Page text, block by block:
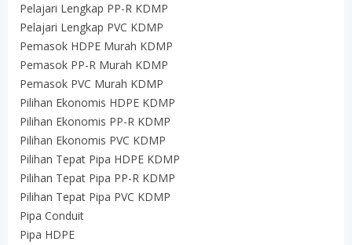
Pelajari Lengkap PP-R KDMP
Pelajari Lengkap PVC KDMP
Pemasok HDPE Murah KDMP
Pemasok PP-R Murah KDMP
Pemasok PVC Murah KDMP
Pilihan Ekonomis HDPE KDMP
Pilihan Ekonomis PP-R KDMP
Pilihan Ekonomis PVC KDMP
Pilihan Tepat Pipa HDPE KDMP
Pilihan Tepat Pipa PP-R KDMP
Pilihan Tepat Pipa PVC KDMP
Pipa Conduit
Pipa HDPE